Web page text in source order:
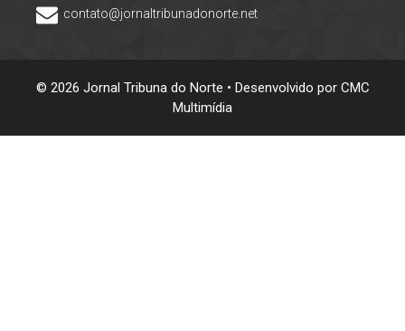
contato@jornaltribunadonorte.net
© 2026 Jornal Tribuna do Norte • Desenvolvido por CMC
Multimídia